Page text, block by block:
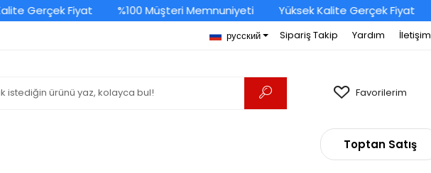
Gerçek Fiyat %100 Müşteri Memnuniyeti Yüksek Kalite Gerçek Fiyat
русский Sipariş Takip Yardım İletişim
Favorilerim
Toptan Satış